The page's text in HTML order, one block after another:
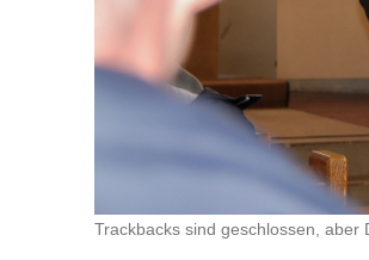
Trackbacks sind geschlossen, aber